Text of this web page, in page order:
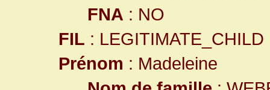
FNA : NO
FIL : LEGITIMATE_CHILD
Prénom : Madeleine